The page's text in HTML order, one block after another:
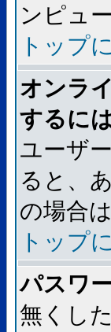
ンピュ
トップ
オンラ
するに
ユーザ
ると、
の場合
トップ
パスワ
無くし